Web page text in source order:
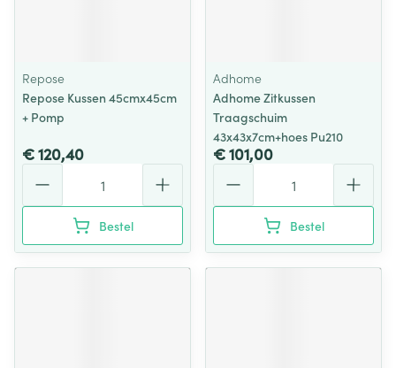
Repose
Repose Kussen 45cmx45cm
+ Pomp
€ 120,40
Bestel
Adhome
Adhome Zitkussen
Traagschuim
43x43x7cm+hoes Pu210
€ 101,00
Bestel